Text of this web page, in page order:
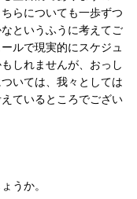
らについても一歩ずつ
というふうに考えてご
ルで現実的にスケジュ
しれませんが、おっし
いては、我々としては
ているところでござい
うか。